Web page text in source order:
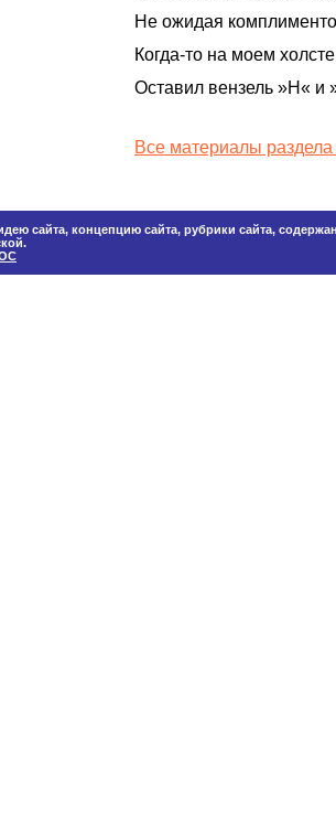
Не ожидая
Когда-то на моем холсте
Оставил вензель »Н« и
Все материалы
сайта, концепцию сайта, рубрики сайта,